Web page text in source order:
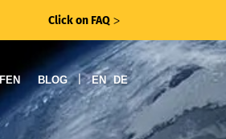
Click on FAQ ᐳ
BLOG | EN DE